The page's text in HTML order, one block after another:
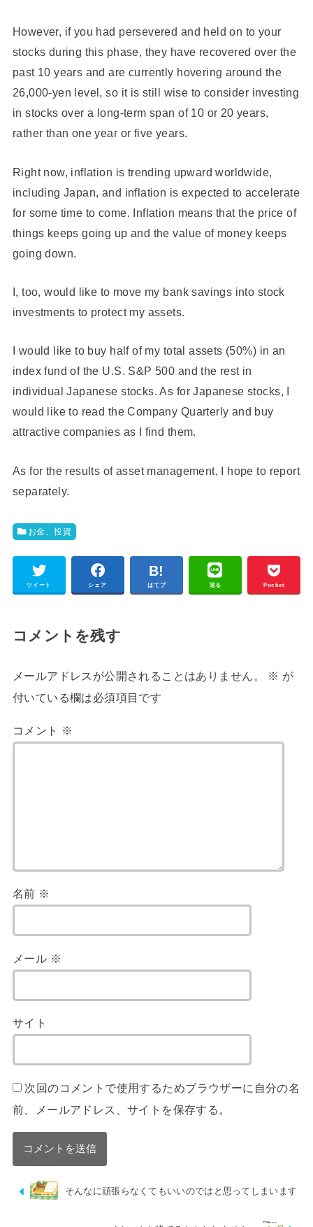
However, if you had persevered and held on to your
stocks during this phase, they have recovered over the
past 10 years and are currently hovering around the
26,000-yen level, so it is still wise to consider investing
in stocks over a long-term span of 10 or 20 years,
rather than one year or five years.
Right now, inflation is trending upward worldwide,
including Japan, and inflation is expected to accelerate
for some time to come. Inflation means that the price of
things keeps going up and the value of money keeps
going down.
I, too, would like to move my bank savings into stock
investments to protect my assets.
I would like to buy half of my total assets (50%) in an
index fund of the U.S. S&P 500 and the rest in
individual Japanese stocks. As for Japanese stocks, I
would like to read the Company Quarterly and buy
attractive companies as I find them.
As for the results of asset management, I hope to report
separately.
お金、投資
ツイート シェア はてブ 送る Pocket
コメントを残す
メールアドレスが公開されることはありません。 ※ が
付いている欄は必須項目です
コメント ※
名前 ※
メール ※
サイト
次回のコメントで使用するためブラウザーに自分の名
前、メールアドレス、サイトを保存する。
そんなに頑張らなくてもいいのではと思ってしまいます